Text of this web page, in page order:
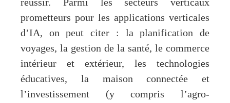
réussir. Parmi les secteurs verticaux
prometteurs pour les applications verticales
d’IA, on peut citer : la planification de
voyages, la gestion de la santé, le commerce
intérieur et extérieur, les technologies
éducatives, la maison connectée et
l’investissement (y compris l’agro-